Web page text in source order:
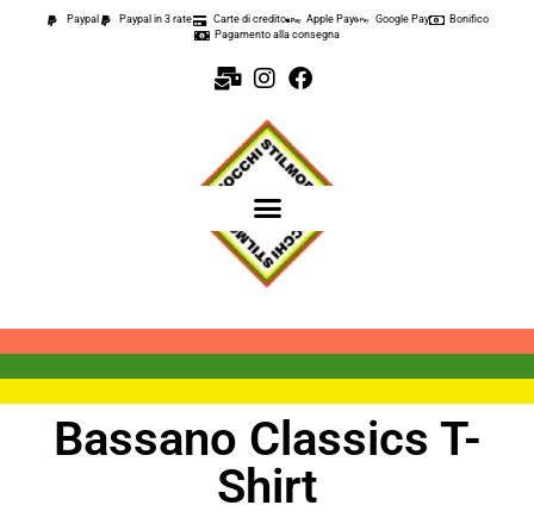
Paypal Paypal in 3 rate Carte di credito Apple Pay Google Pay
Bonifico
Pagamento alla consegna
Bassano Classics T-
Shirt